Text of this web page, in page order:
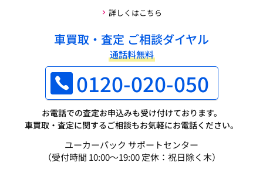
詳しくはこちら
車買取・査定 ご相談ダイヤル
通話料無料
0120-020-050
お電話での査定お申込みも受け付けております。
車買取・査定に関するご相談もお気軽にお電話ください。
ユーカーパック サポートセンター
（受付時間 10:00～19:00 定休：祝日除く木）